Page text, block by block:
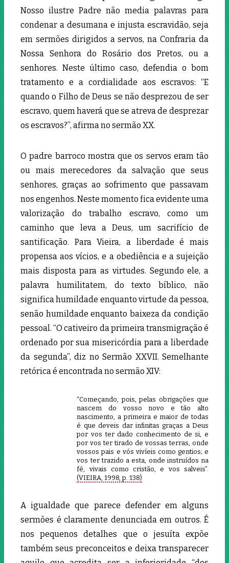
Nosso ilustre Padre não media palavras para
condenar a desumana e injusta escravidão, seja
em sermões dirigidos a servos, na Confraria da
Nossa Senhora do Rosário dos Pretos, ou a
senhores. Neste último caso, defendia o bom
tratamento e a cordialidade aos escravos: “E
quando o Filho de Deus se não desprezou de ser
escravo, quem haverá que se atreva de desprezar
os escravos?”, afirma no sermão XX.
O padre barroco mostra que os servos eram tão
ou mais merecedores da salvação que seus
senhores, graças ao sofrimento que passavam
nos engenhos. Neste momento fica evidente uma
valorização do trabalho escravo, como um
caminho que leva a Deus, um sacrifício de
santificação. Para Vieira, a liberdade é mais
propensa aos vícios, e a obediência e a sujeição
mais disposta para as virtudes. Segundo ele, a
palavra humilitatem, do texto bíblico, não
significa humildade enquanto virtude da pessoa,
senão humildade enquanto baixeza da condição
pessoal. “O cativeiro da primeira transmigração é
ordenado por sua misericórdia para a liberdade
da segunda”, diz no Sermão XXVII. Semelhante
retórica é encontrada no sermão XIV:
“Começando, pois, pelas obrigações que
nascem do vosso novo e tão alto
nascimento, a primeira e maior de todas
é que deveis dar infinitas graças a Deus
por vos ter dado conhecimento de si, e
por vos ter tirado de vossas terras, onde
vossos pais e vós vivíeis como gentios; e
vos ter trazido a esta, onde instruídos na
fé, vivais como cristão, e vos salveis”.
(VIEIRA, 1998, p. 138)
A igualdade que parece defender em alguns
sermões é claramente denunciada em outros. É
nos pequenos detalhes que o jesuíta expõe
também seus preconceitos e deixa transparecer